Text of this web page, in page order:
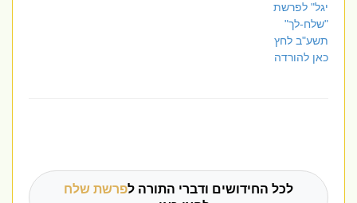
יגל" לפרשת
"שלח-לך"
תשע"ב לחץ
כאן להורדה
לכל החידושים ודברי התורה לפרשת שלח